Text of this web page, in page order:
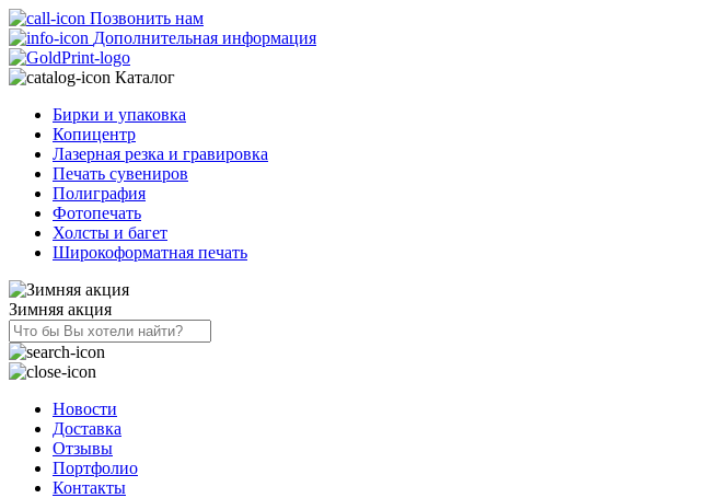
Позвонить нам
Дополнительная информация
Каталог
Бирки и упаковка
Копицентр
Лазерная резка и гравировка
Печать сувениров
Полиграфия
Фотопечать
Холсты и багет
Широкоформатная печать
Зимняя акция
Новости
Доставка
Отзывы
Портфолио
Контакты